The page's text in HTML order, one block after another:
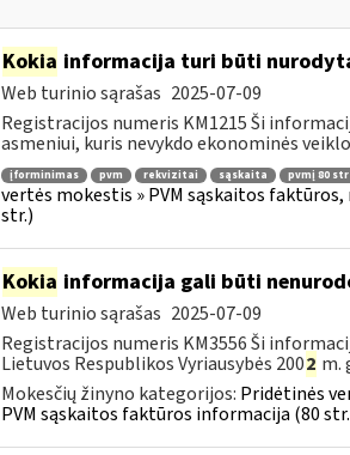
Kokia informacija turi būti
Web turinio sąrašas 2025-07-09
Registracijos numeris KM1215 Ši
asmeniui, kuris nevykdo ekonominės
įforminimas pvm rekvizitai sąskaita pvmį 80 str
vertės mokestis » PVM sąskaitos
str.)
Kokia informacija gali būti
Web turinio sąrašas 2025-07-09
Registracijos numeris KM3556 Ši
Lietuvos Respublikos Vyriausybės 2002 m.
Mokesčių žinyno kategorijos: Pridėtinės
PVM sąskaitos faktūros informacija (80